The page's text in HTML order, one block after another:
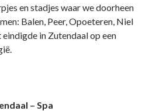
en stadjes waar we doorheen
Balen, Peer, Opoeteren, Niel
in Zutendaal op een
– Spa